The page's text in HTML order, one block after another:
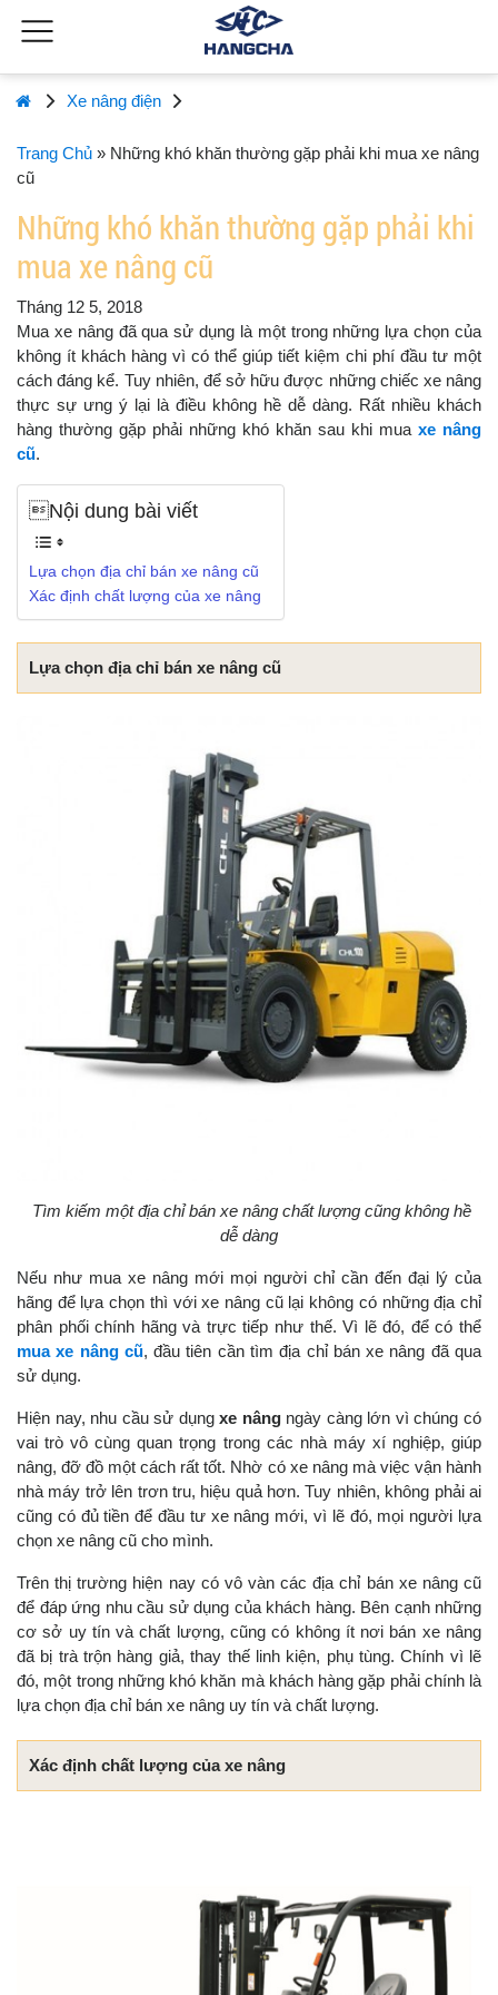
Xe nâng điện
Trang Chủ » Những khó khăn thường gặp phải khi mua xe nâng
cũ
Những khó khăn thường gặp phải khi
mua xe nâng cũ
Tháng 12 5, 2018
Mua xe nâng đã qua sử dụng là một trong những lựa chọn của
không ít khách hàng vì có thể giúp tiết kiệm chi phí đầu tư một
cách đáng kể. Tuy nhiên, để sở hữu được những chiếc xe nâng
thực sự ưng ý lại là điều không hề dễ dàng. Rất nhiều khách
hàng thường gặp phải những khó khăn sau khi mua xe nâng
cũ.
Nội dung bài viết
Lựa chọn địa chỉ bán xe nâng cũ
Xác định chất lượng của xe nâng
Lựa chọn địa chỉ bán xe nâng cũ
Tìm kiếm một địa chỉ bán xe nâng chất lượng cũng không hề
dễ dàng
Nếu như mua xe nâng mới mọi người chỉ cần đến đại lý của
hãng để lựa chọn thì với xe nâng cũ lại không có những địa chỉ
phân phối chính hãng và trực tiếp như thế. Vì lẽ đó, để có thể
mua xe nâng cũ, đầu tiên cần tìm địa chỉ bán xe nâng đã qua
sử dụng.
Hiện nay, nhu cầu sử dụngxe nângngày càng lớn vì chúng có
vai trò vô cùng quan trọng trong các nhà máy xí nghiệp, giúp
nâng, đỡ đồ một cách rất tốt. Nhờ có xe nâng mà việc vận hành
nhà máy trở lên trơn tru, hiệu quả hơn. Tuy nhiên, không phải ai
cũng có đủ tiền để đầu tư xe nâng mới, vì lẽ đó, mọi người lựa
chọn xe nâng cũ cho mình.
Trên thị trường hiện nay có vô vàn các địa chỉ bán xe nâng cũ
để đáp ứng nhu cầu sử dụng của khách hàng. Bên cạnh những
cơ sở uy tín và chất lượng, cũng có không ít nơi bán xe nâng
đã bị trà trộn hàng giả, thay thế linh kiện, phụ tùng. Chính vì lẽ
đó, một trong những khó khăn mà khách hàng gặp phải chính là
lựa chọn địa chỉ bán xe nâng uy tín và chất lượng.
Xác định chất lượng của xe nâng